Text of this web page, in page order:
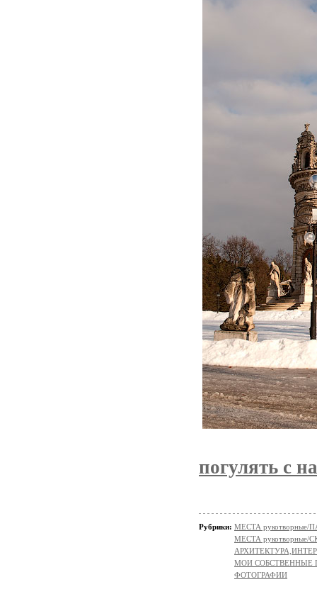
погулять с
Рубрики: МЕСТА рукотворные/
МЕСТА
МОИ СОБСТВЕННЫЕ
ФОТОГРАФИИ